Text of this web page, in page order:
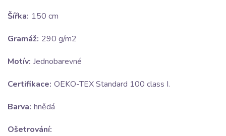
Šířka: 150 cm
Gramáž: 290 g/m2
Motív: Jednobarevné
Certifikace: OEKO-TEX Standard 100 class I.
Barva: hnědá
Ošetrování: